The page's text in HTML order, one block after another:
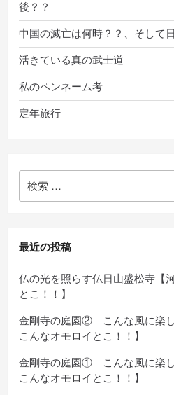
後？？
中国の滅亡は何時？？、そして
活きている真の武士道
私のペンネーム考
定年旅行
索:
最近の投稿
仏の光を照らす仏日山盛松寺【
とこ！！】
金剛寺の庭園② こんな風に楽
こんなオモロイとこ！！】
金剛寺の庭園① こんな風に楽
こんなオモロイとこ！！】